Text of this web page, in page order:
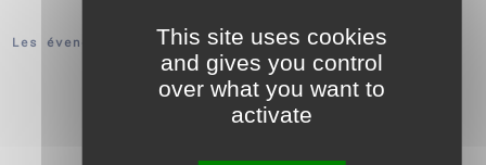
Les évenements de David Rolland Chorégraphies :
VOIR TOUT L'AGENDA
This site uses cookies
and gives you control
over what you want to
activate